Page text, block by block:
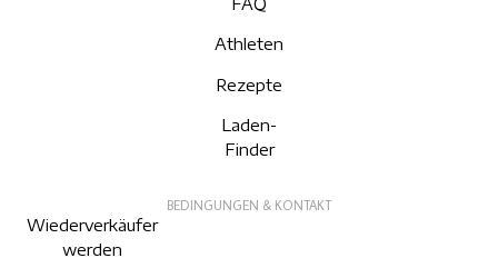
Athleten
Rezepte
Laden-
Finder
BEDINGUNGEN & KONTAKT
Wiederverkäufer
werden